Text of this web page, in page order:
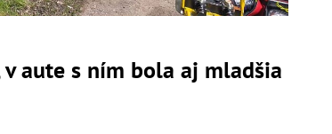
aute s ním bola aj mladšia